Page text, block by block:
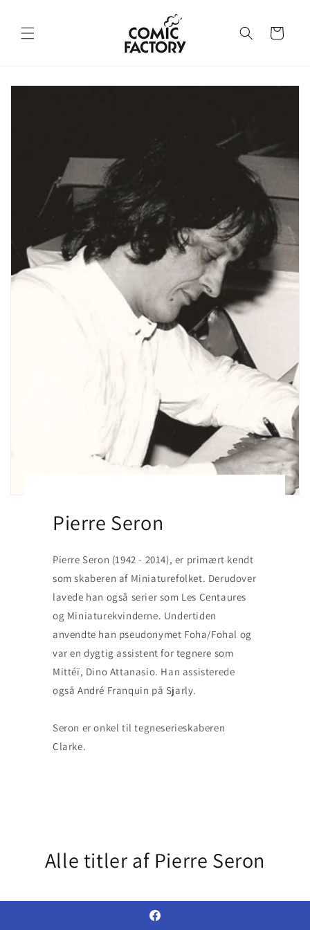
Indkøbskurv
Pierre Seron
Pierre Seron (1942 - 2014), er primært kendt
som skaberen af Miniaturefolket. Derudover
lavede han også serier som Les Centaures
og Miniaturekvinderne. Undertiden
anvendte han pseudonymet Foha/Fohal og
var en dygtig assistent for tegnere som
Mittéï, Dino Attanasio. Han assisterede
også André Franquin på Sjarly.
Seron er onkel til tegneserieskaberen
Clarke.
Alle titler af Pierre Seron
Facebook